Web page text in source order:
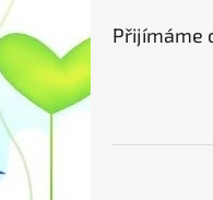
Přijímáme